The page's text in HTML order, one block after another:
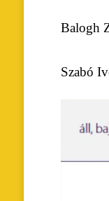
Balogh
Szabó